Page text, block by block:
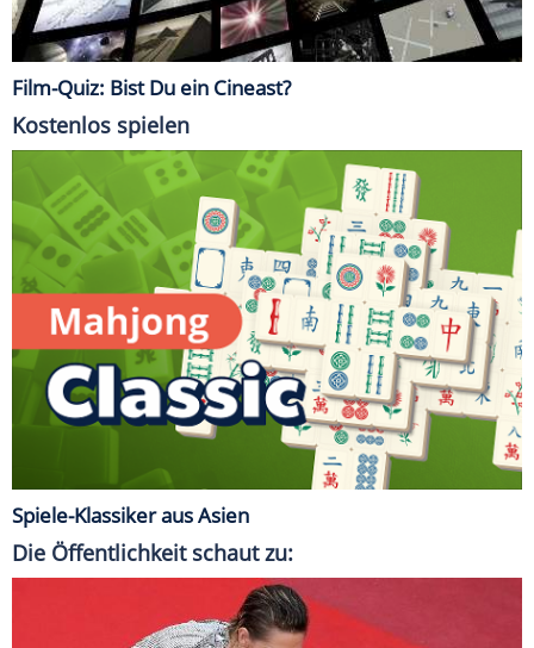
Film-Quiz: Bist Du ein Cineast?
Kostenlos spielen
Spiele-Klassiker aus Asien
Die Öffentlichkeit schaut zu: